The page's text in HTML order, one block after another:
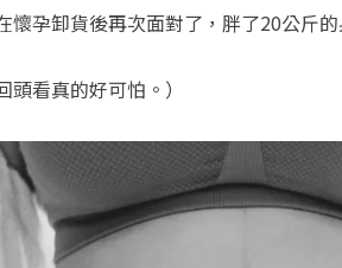
懷孕卸貨後再次面對了，胖了20公斤
頭看真的好可怕。）